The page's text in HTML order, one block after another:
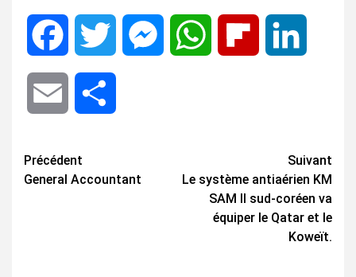
Facebook Twitter MessengerWhatsApp Flipboard
Email
Navigation
d’article
Précédent
General Accountant
Suivant
Le système antiaérien KM
SAM II sud-coréen va
équiper le Qatar et le
Koweït.